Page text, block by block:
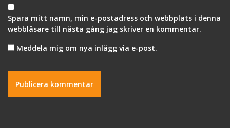
Spara mitt namn, min e-postadress och webbplats i denna
webbläsare till nästa gång jag skriver en kommentar.
Meddela mig om nya inlägg via e-post.